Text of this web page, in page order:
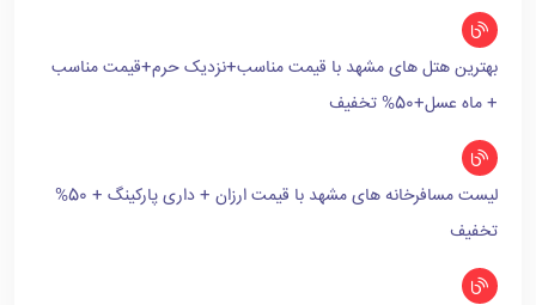
بهترین هتل های مشهد با قیمت مناسب+نزدیک حرم+قیمت مناسب
+ ماه عسل+50% تخفیف
لیست مسافرخانه های مشهد با قیمت ارزان + داری پارکینگ + 50%
تخفیف